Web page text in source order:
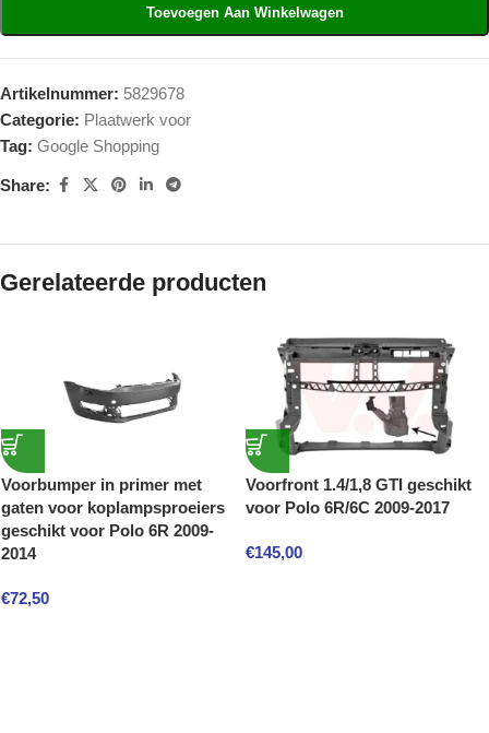
Toevoegen Aan Winkelwagen
Artikelnummer: 5829678
Categorie: Plaatwerk voor
Tag: Google Shopping
Share:
Gerelateerde producten
Voorbumper in primer met
gaten voor koplampsproeiers
geschikt voor Polo 6R 2009-
2014
€72,50
Voorfront 1.4/1,8 GTI geschikt
voor Polo 6R/6C 2009-2017
€145,00